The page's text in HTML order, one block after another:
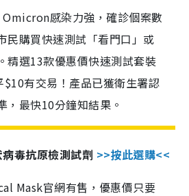
感染力強，確診個案數
民購買快速測試「看門口」或
精選13款優惠價快速測試套裝
有交易！產品已獲衛生署認
，最快10分鐘知結果。
毒抗原檢測試劑 >>按此選購<<
Mask官網有售，優惠價只要